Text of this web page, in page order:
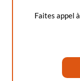
Faites appel à